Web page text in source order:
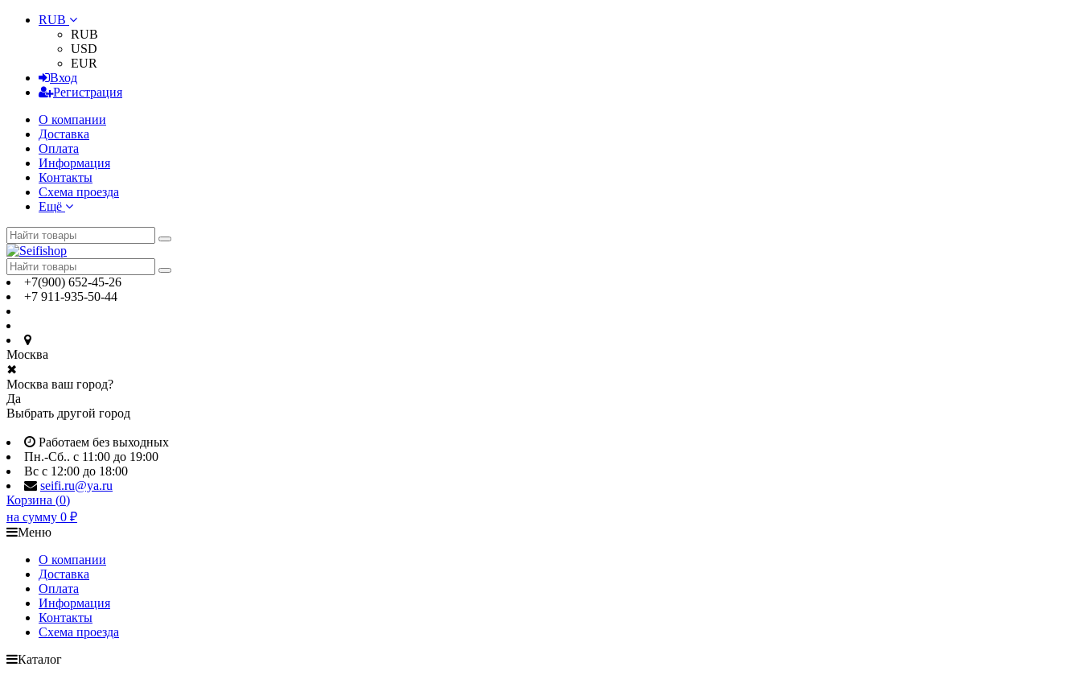
RUB
RUB
USD
EUR
Вход
Регистрация
О компании
Доставка
Оплата
Информация
Контакты
Схема проезда
Ещё
+7(900) 652-45-26
+7 911-935-50-44
Москва
✖
Москва ваш город?
Да
Выбрать другой город
Работаем без выходных
Пн.-Сб.. с 11:00 до 19:00
Вс с 12:00 до 18:00
seifi.ru@ya.ru
Корзина (0)
на сумму 0 ₽
Меню
О компании
Доставка
Оплата
Информация
Контакты
Схема проезда
Каталог